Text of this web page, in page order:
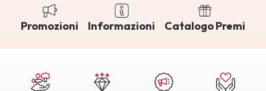
Promozioni Informazioni Catalogo Premi